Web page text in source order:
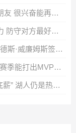
扎威：我和布朗尼在高中当队友后成为朋友 很兴奋能再次并肩作战
湖人新援扎威：会在场上展现活力和努力 防守对方最好的球员
离开CBA！Haynes：自由球员后卫阿隆德斯·威廉姆斯签约奇才
76人总裁：42岁詹姆斯状态巅峰 他在新赛季能打出MVP级别的表现
美记：库明加不愿与任何队签“证明1年底薪” 湖人仍是热门下家